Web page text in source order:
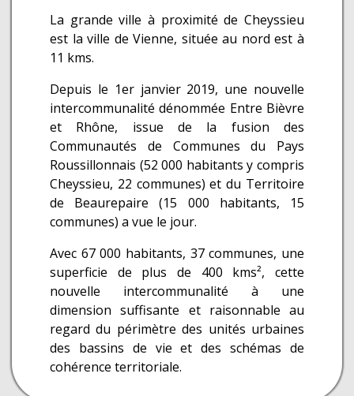
La grande ville à proximité de Cheyssieu
est la ville de Vienne, située au nord est à
11 kms.
Depuis le 1er janvier 2019, une nouvelle
intercommunalité dénommée Entre Bièvre
et Rhône, issue de la fusion des
Communautés de Communes du Pays
Roussillonnais (52 000 habitants y compris
Cheyssieu, 22 communes) et du Territoire
de Beaurepaire (15 000 habitants, 15
communes) a vue le jour.
Avec 67 000 habitants, 37 communes, une
superficie de plus de 400 kms², cette
nouvelle intercommunalité à une
dimension suffisante et raisonnable au
regard du périmètre des unités urbaines
des bassins de vie et des schémas de
cohérence territoriale.